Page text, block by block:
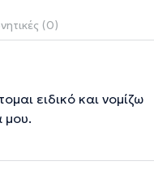
(0)
ειδικό και νομίζω
μου.